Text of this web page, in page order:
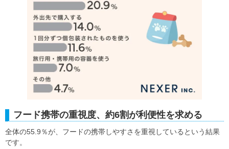
フード携帯の重視度、約6割が利便性を求める
全体の55.9％が、フードの携帯しやすさを重視しているという結果
です。